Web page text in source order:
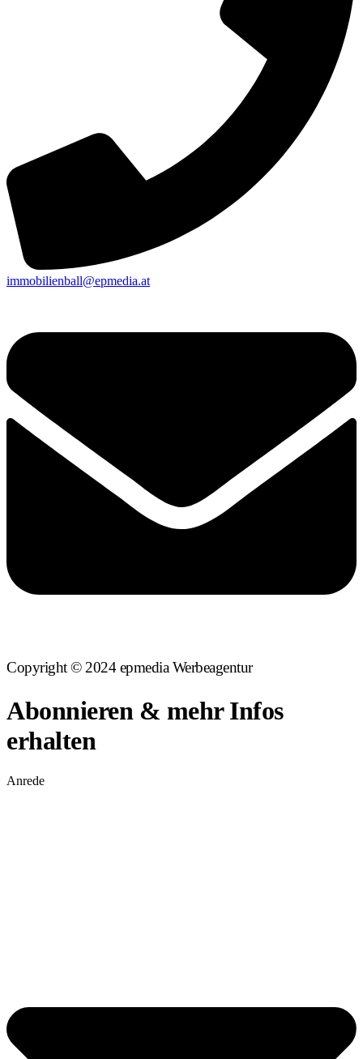
immobilienball@epmedia.at
Copyright © 2024 epmedia Werbeagentur
Abonnieren & mehr Infos
erhalten
Anrede